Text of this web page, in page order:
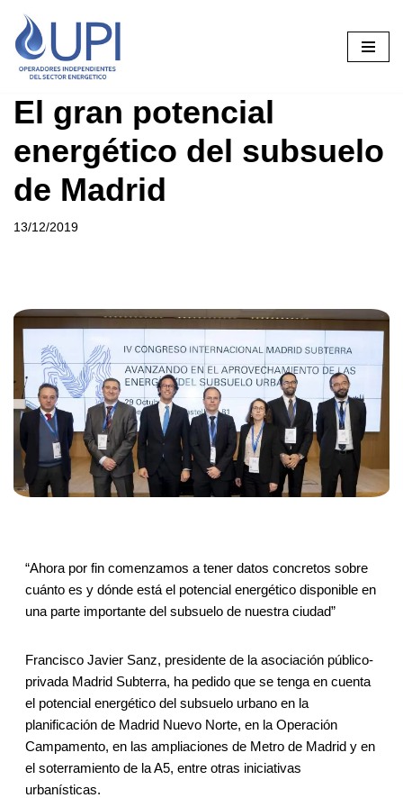
Saltar
al
El gran potencial
energético del subsuelo
de Madrid
13/12/2019
“Ahora por fin comenzamos a tener datos concretos sobre
cuánto es y dónde está el potencial energético disponible en
una parte importante del subsuelo de nuestra ciudad”
Francisco Javier Sanz, presidente de la asociación público-
privada Madrid Subterra, ha pedido que se tenga en cuenta
el potencial energético del subsuelo urbano en la
planificación de Madrid Nuevo Norte, en la Operación
Campamento, en las ampliaciones de Metro de Madrid y en
el soterramiento de la A5, entre otras iniciativas
urbanísticas.